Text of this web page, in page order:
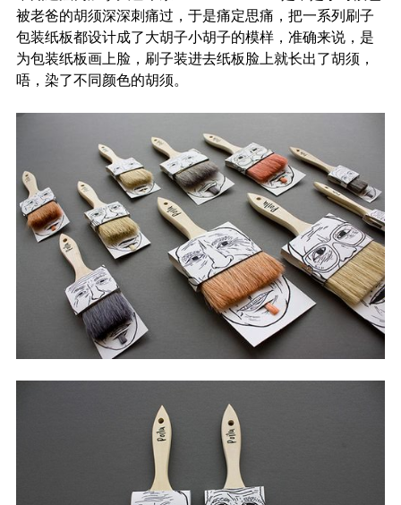
被老爸的胡须深深刺痛过，于是痛定思痛，把一系列刷子
包装纸板都设计成了大胡子小胡子的模样，准确来说，是
为包装纸板画上脸，刷子装进去纸板脸上就长出了胡须，
唔，染了不同颜色的胡须。